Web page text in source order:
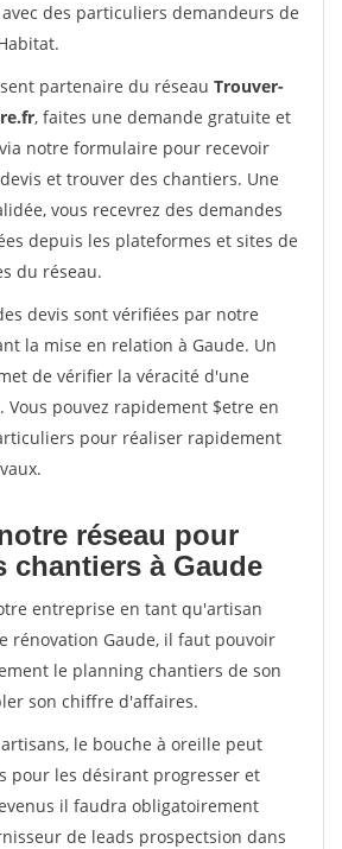
des particuliers demandeurs de
partenaire du réseau Trouver-
, faites une demande gratuite et
notre formulaire pour recevoir
et trouver des chantiers. Une
vous recevrez des demandes
depuis les plateformes et sites de
du réseau.
devis sont vérifiées par notre
la mise en relation à Gaude. Un
de vérifier la véracité d'une
Vous pouvez rapidement $etre en
pour réaliser rapidement
réseau pour
chantiers à Gaude
entreprise en tant qu'artisan
rénovation Gaude, il faut pouvoir
le planning chantiers de son
son chiffre d'affaires.
le bouche à oreille peut
pour les désirant progresser et
il faudra obligatoirement
de leads prospectsion dans